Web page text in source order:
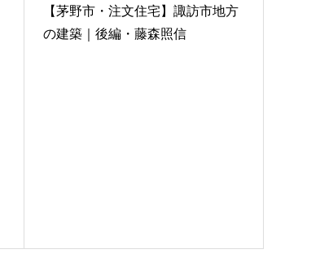
【茅野市・注文住宅】諏訪市地方
の建築｜後編・藤森照信